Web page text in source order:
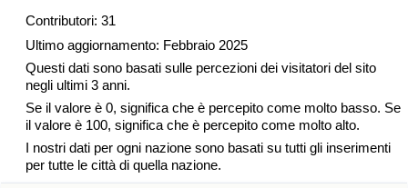
Contributori: 31
Ultimo aggiornamento: Febbraio 2025
Questi dati sono basati sulle percezioni dei visitatori del sito
negli ultimi 3 anni.
Se il valore è 0, significa che è percepito come molto basso. Se
il valore è 100, significa che è percepito come molto alto.
I nostri dati per ogni nazione sono basati su tutti gli inserimenti
per tutte le città di quella nazione.
Inquinamento
Indice dell’Inquinamento (Corrente)
Indice di inquinamento
Indice dell’Inquinamento per Nazione